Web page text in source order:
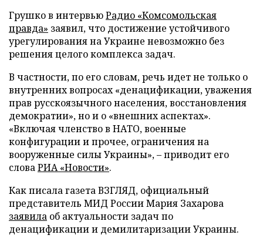
Грушко в интервьюРадио «Комсомольская
правда» заявил, что достижение устойчивого
урегулирования на Украине невозможно без
решения целого комплекса задач.
В частности, по его словам, речь идет не только о
внутренних вопросах «денацификации, уважения
прав русскоязычного населения, восстановления
демократии», но и о «внешних аспектах».
«Включая членство в НАТО, военные
конфигурации и прочее, ограничения на
вооруженные силы Украины», – приводит его
словаРИА «Новости».
Как писала газета ВЗГЛЯД, официальный
представитель МИД России Мария Захарова
заявила об актуальности задач по
денацификации и демилитаризации Украины.